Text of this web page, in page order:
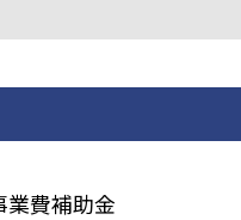
業費補助金